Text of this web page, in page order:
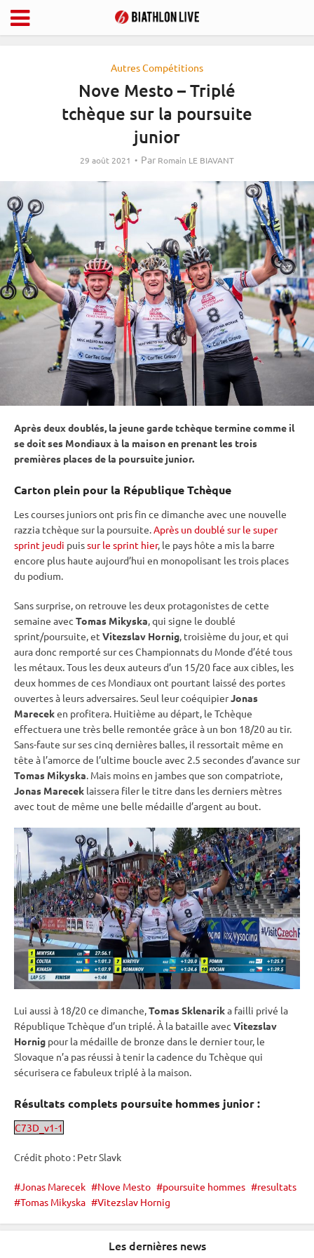
Autres Compétitions
Nove Mesto – Triplé
tchèque sur la poursuite
junior
29 août 2021 Par Romain LE BIAVANT
Après deux doublés, la jeune garde tchèque termine comme il
se doit ses Mondiaux à la maison en prenant les trois
premières places de la poursuite junior.
Carton plein pour la République Tchèque
Les courses juniors ont pris fin ce dimanche avec une nouvelle
razzia tchèque sur la poursuite.Après un doublé sur le super
sprint jeudi puissur le sprint hier, le pays hôte a mis la barre
encore plus haute aujourd’hui en monopolisant les trois places
du podium.
Sans surprise, on retrouve les deux protagonistes de cette
semaine avec Tomas Mikyska, qui signe le doublé
sprint/poursuite, et Vitezslav Hornig, troisième du jour, et qui
aura donc remporté sur cesChampionnats du Monde d’été tous
les métaux. Tous les deux auteurs d’un 15/20 face aux cibles, les
deux hommes de ces Mondiaux ont pourtant laissé des portes
ouvertes à leurs adversaires. Seul leur coéquipierJonas
Mareceken profitera. Huitième au départ, le Tchèque
effectuera une très belle remontée grâce à un bon 18/20 au tir.
Sans-faute sur ses cinq dernières balles, il ressortait même en
tête à l’amorce de l’ultime boucle avec 2.5 secondes d’avance sur
Tomas Mikyska. Mais moins en jambes que son compatriote,
Jonas Marecek laissera filer le titre dans les derniers mètres
avec tout de même une belle médaille d’argent au bout.
Lui aussi à 18/20 ce dimanche,Tomas Sklenarika failli privé la
République Tchèque d’un triplé. À la bataille avec Vitezslav
Hornig pour la médaille de bronze dans le dernier tour, le
Slovaque n’a pas réussi à tenir la cadence du Tchèque qui
sécurisera ce fabuleux triplé à la maison.
Résultats complets poursuite hommes junior :
C73D_v1-1
Crédit photo : Petr Slavk
Jonas Marecek Nove Mesto poursuite hommes
resultats
Tomas Mikyska
Vitezslav Hornig
Les dernières news